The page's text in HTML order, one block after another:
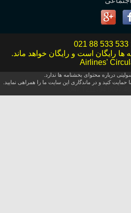
021 88 533 533
ها رایگان است و رایگان خواهد ماند.
Airlines'
درباره محتوای بخشنامه ها ندارد.
کنید و در ماندگاری این سایت ما را همراهی نمایید.